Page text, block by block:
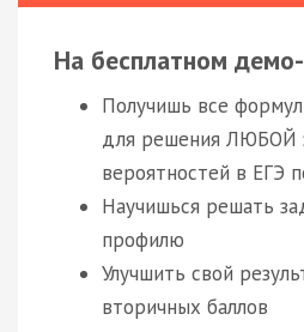
На бесплатном
Получишь все
для решения ЛЮБОЙ
вероятностей в ЕГЭ
Научишься решать
профилю
Улучшить свой
вторичных баллов